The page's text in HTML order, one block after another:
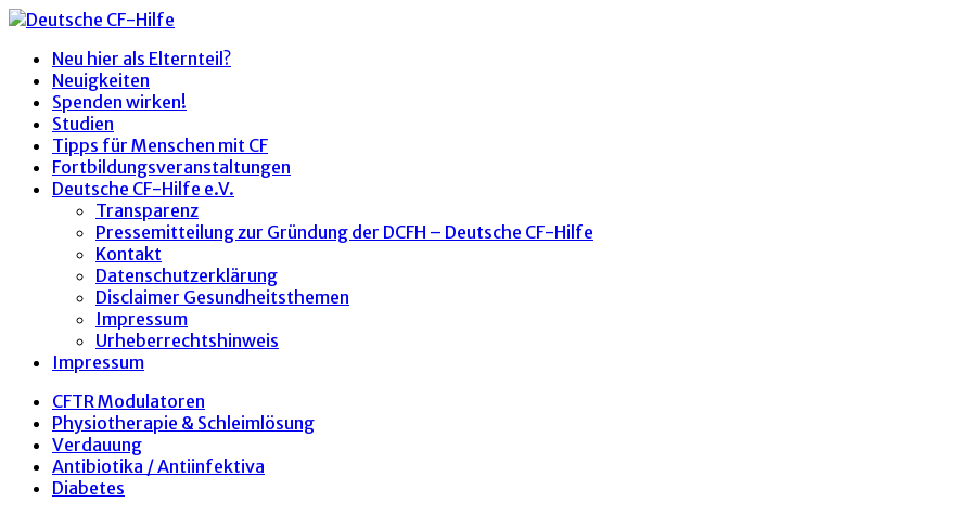
Neu hier als Elternteil?
Neuigkeiten
Spenden wirken!
Studien
Tipps für Menschen mit CF
Fortbildungsveranstaltungen
Deutsche CF-Hilfe e.V.
Transparenz
Pressemitteilung zur Gründung der DCFH – Deutsche CF-Hilfe
Kontakt
Datenschutzerklärung
Disclaimer Gesundheitsthemen
Impressum
Urheberrechtshinweis
Impressum
CFTR Modulatoren
Physiotherapie & Schleimlösung
Verdauung
Antibiotika / Antiinfektiva
Diabetes